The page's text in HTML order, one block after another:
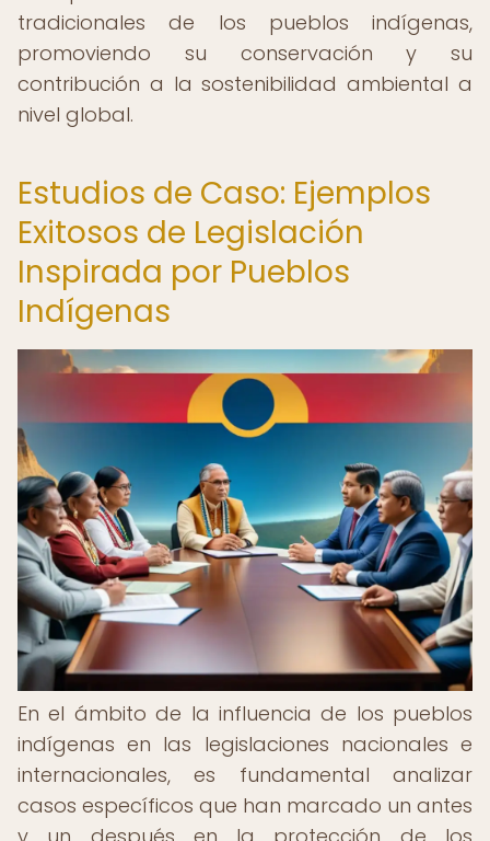
tradicionales de los pueblos indígenas,
promoviendo su conservación y su
contribución a la sostenibilidad ambiental a
nivel global.
Estudios de Caso: Ejemplos
Exitosos de Legislación
Inspirada por Pueblos
Indígenas
En el ámbito de la influencia de los pueblos
indígenas en las legislaciones nacionales e
internacionales, es fundamental analizar
casos específicos que han marcado un antes